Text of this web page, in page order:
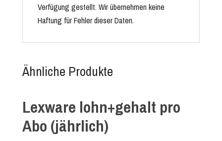
Verfügung gestellt. Wir übernehmen keine
Haftung für Fehler dieser Daten.
Ähnliche Produkte
Lexware lohn+gehalt pro
Abo (jährlich)